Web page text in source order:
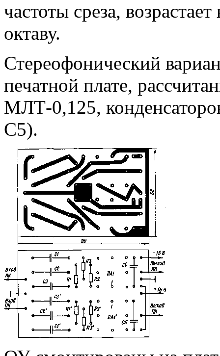
частоты среза,
октаву.
Стереофонический
печатной плате,
МЛТ-0,125,
С5).